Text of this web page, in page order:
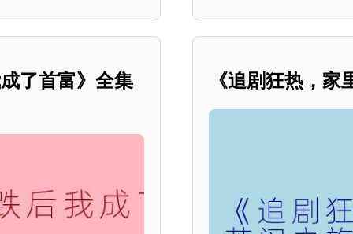
了首富》全集 《追剧狂热，